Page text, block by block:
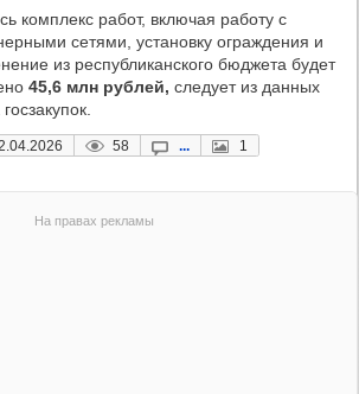
комплекс работ, включая работу с
сетями, установку ограждения и
из республиканского бюджета будет
45,6 млн рублей, следует из данных
58 ... 1